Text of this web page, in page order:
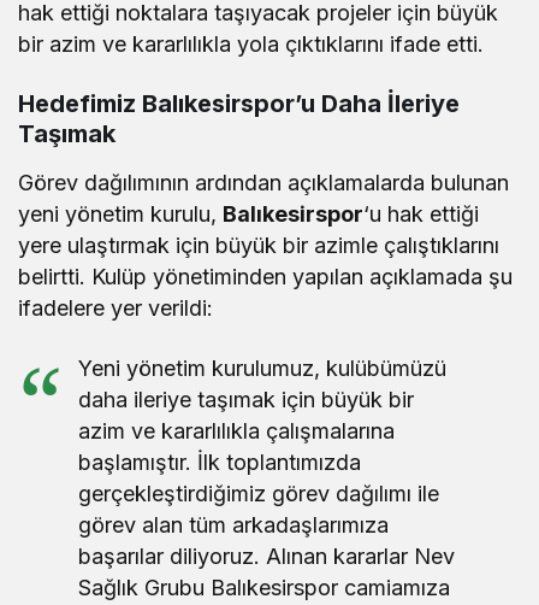
hak ettiği noktalara taşıyacak projeler için büyük
bir azim ve kararlılıkla yola çıktıklarını ifade etti.
Hedefimiz Balıkesirspor’u Daha İleriye
Taşımak
Görev dağılımının ardından açıklamalarda bulunan
yeni yönetim kurulu, Balıkesirspor‘u hak ettiği
yere ulaştırmak için büyük bir azimle çalıştıklarını
belirtti. Kulüp yönetiminden yapılan açıklamada şu
ifadelere yer verildi:
Yeni yönetim kurulumuz, kulübümüzü
daha ileriye taşımak için büyük bir
azim ve kararlılıkla çalışmalarına
başlamıştır. İlk toplantımızda
gerçekleştirdiğimiz görev dağılımı ile
görev alan tüm arkadaşlarımıza
başarılar diliyoruz. Alınan kararlar Nev
Sağlık Grubu Balıkesirspor camiamıza